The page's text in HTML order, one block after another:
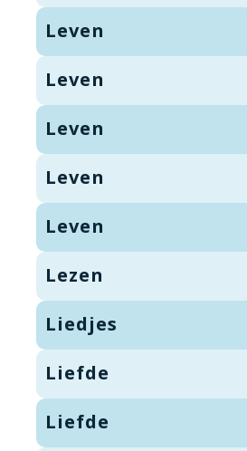
Leven
Leven
Leven
Leven
Leven
Lezen
Liedjes
Liefde
Liefde